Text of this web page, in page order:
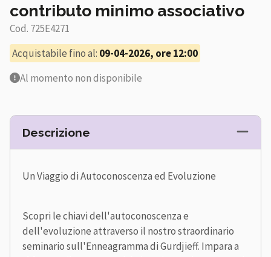
contributo minimo associativo
Cod. 725E4271
Acquistabile fino al: 09-04-2026, ore 12:00
Al momento non disponibile
Descrizione
Un Viaggio di Autoconoscenza ed Evoluzione
Scopri le chiavi dell'autoconoscenza e
dell'evoluzione attraverso il nostro straordinario
seminario sull'Enneagramma di Gurdjieff. Impara a